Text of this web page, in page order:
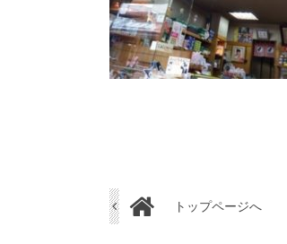
トップページへ